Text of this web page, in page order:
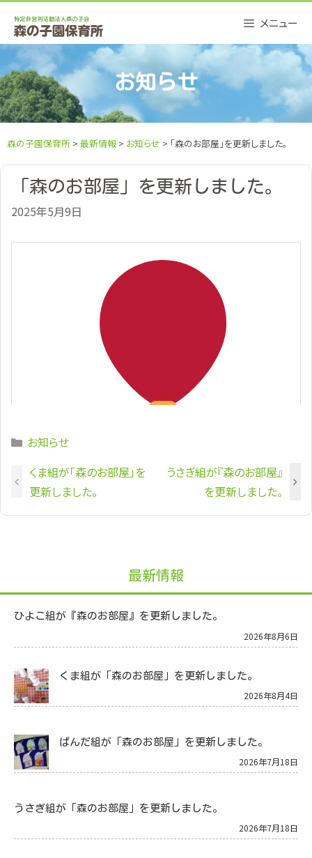
content
メニュー
お知らせ
森の子園保育所 > 最新情報 > お知らせ > 「森のお部屋」を更新しました。
「森のお部屋」を更新しました。
2025年5月9日
Categories
お知らせ
くま組が「森のお部屋」を
更新しました。
うさぎ組が『森のお部屋』
を更新しました。
最新情報
ひよこ組が『森のお部屋』を更新しました。
2026年8月6日
くま組が「森のお部屋」を更新しました。
2026年8月4日
ぱんだ組が「森のお部屋」を更新しました。
2026年7月18日
うさぎ組が「森のお部屋」を更新しました。
2026年7月18日